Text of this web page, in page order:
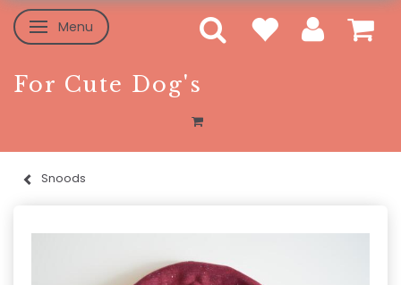
Toggle navigation
Menu
For Cute Dog's
Snoods